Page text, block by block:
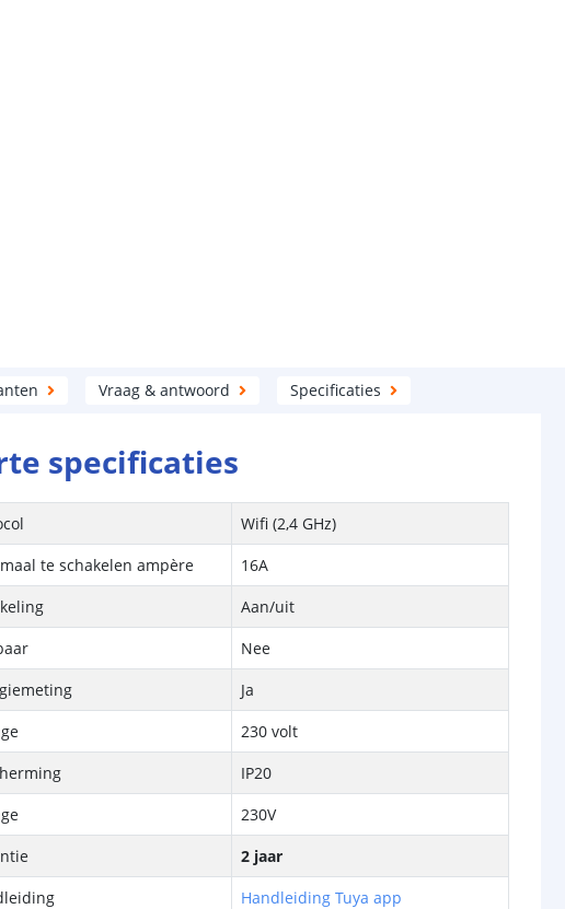
Vraag & antwoord Specificaties
specificaties
Wifi (2,4 GHz)
te schakelen ampère
16A
Aan/uit
Nee
Ja
230 volt
IP20
230V
2 jaar
Handleiding Tuya app